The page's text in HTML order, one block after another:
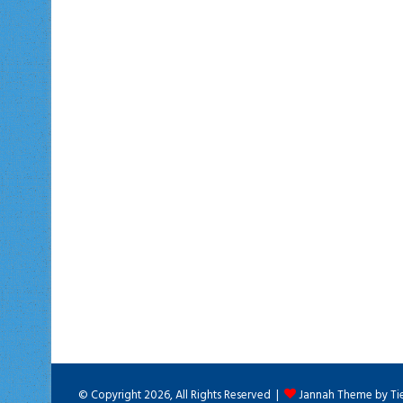
© Copyright 2026, All Rights Reserved | Jannah Theme by